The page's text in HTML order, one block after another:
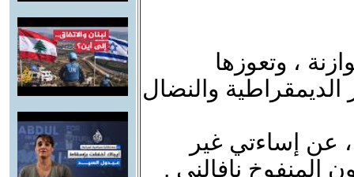
، وتعوزها
الديمقراطية والنضال
، عن إساءتي غير
المنفوخ نافالني .